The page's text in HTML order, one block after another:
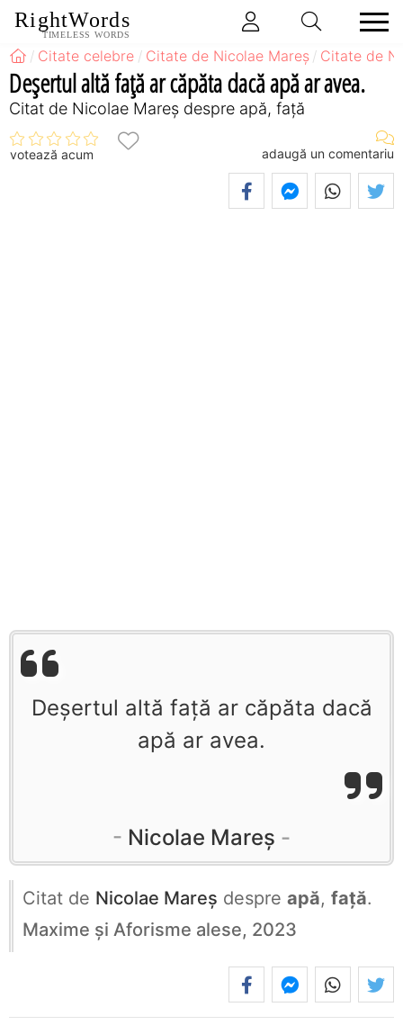
RightWords
TIMELESS WORDS
Citate celebre Citate de Nicolae Mareș Citate de
Deșertul altă față ar căpăta dacă apă ar avea.
Citat de Nicolae Mareș despre apă, față
votează acum adaugă un comentariu
Deșertul altă față ar căpăta dacă
apă ar avea.
Nicolae Mareș
Citat de Nicolae Mareș despre apă, față.
Maxime și Aforisme alese, 2023